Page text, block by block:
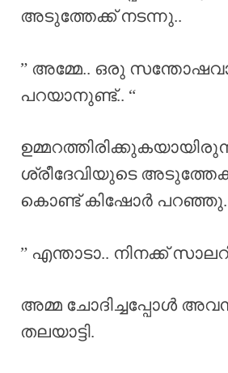
അടുത്തേക്ക് നടന്നു..
” അമ്മേ.. ഒരു
പറയാനുണ്ട്.. “
ശ്രീദേവിയുടെ
കൊണ്ട് കിഷോർ പറഞ്ഞു.
” എന്താടാ.. നിനക്ക്
അമ്മ ചോദിച്ചപ്പോൾ
തലയാട്ടി.